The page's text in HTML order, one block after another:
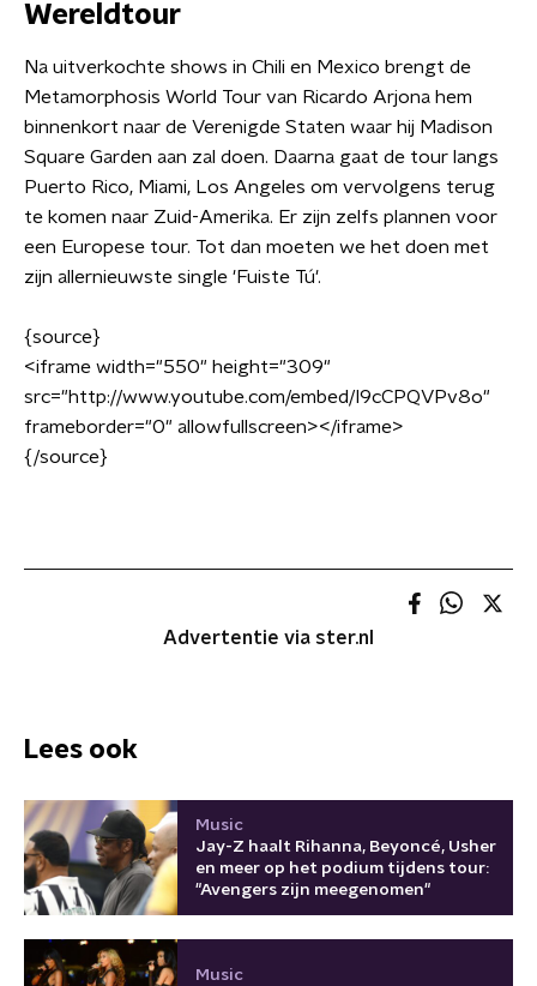
Wereldtour
Na uitverkochte shows in Chili en Mexico brengt de
Metamorphosis World Tour van Ricardo Arjona hem
binnenkort naar de Verenigde Staten waar hij Madison
Square Garden aan zal doen. Daarna gaat de tour langs
Puerto Rico, Miami, Los Angeles om vervolgens terug
te komen naar Zuid-Amerika. Er zijn zelfs plannen voor
een Europese tour. Tot dan moeten we het doen met
zijn allernieuwste single 'Fuiste Tú'.
{source}
<iframe width="550" height="309"
src="http://www.youtube.com/embed/I9cCPQVPv8o"
frameborder="0" allowfullscreen></iframe>
{/source}
Advertentie via ster.nl
Lees ook
Music
Jay-Z haalt Rihanna, Beyoncé, Usher
en meer op het podium tijdens tour:
"Avengers zijn meegenomen"
Music